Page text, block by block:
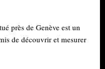
près de Genève est un
de découvrir et mesurer